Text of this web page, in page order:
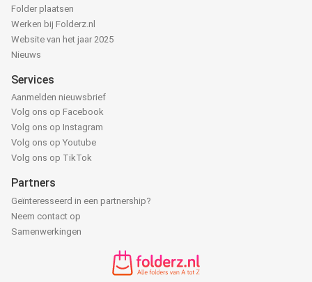
Folder plaatsen
Werken bij Folderz.nl
Website van het jaar 2025
Nieuws
Services
Aanmelden nieuwsbrief
Volg ons op Facebook
Volg ons op Instagram
Volg ons op Youtube
Volg ons op TikTok
Partners
Geïnteresseerd in een partnership?
Neem contact op
Samenwerkingen